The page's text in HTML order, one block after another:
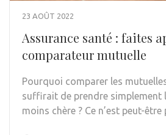
23 AOÛT 2022
Assurance santé : faites
comparateur mutuelle
Pourquoi comparer les
suffirait de prendre simplement
moins chère ? Ce n’est peut-